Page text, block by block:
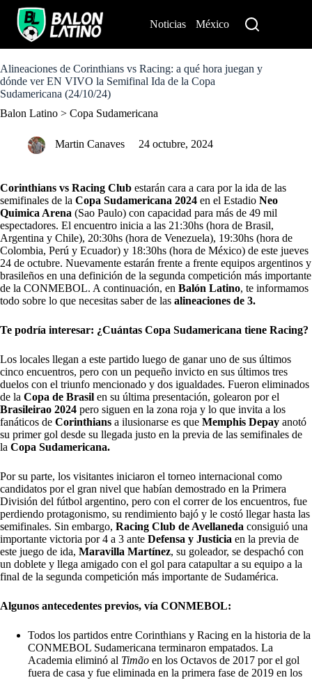
o
c
o
t
Noticias México
Alineaciones de Corinthians vs Racing: a qué hora juegan y
dónde ver EN VIVO la Semifinal Ida de la Copa
Sudamericana (24/10/24)
Balon Latino > Copa Sudamericana
Martin Canaves 24 octubre, 2024
Corinthians vs Racing Club estarán cara a cara por la ida de las
semifinales de la Copa Sudamericana 2024 en el Estadio Neo
Quimica Arena (Sao Paulo) con capacidad para más de 49 mil
espectadores. El encuentro inicia a las 21:30hs (hora de Brasil,
Argentina y Chile), 20:30hs (hora de Venezuela), 19:30hs (hora de
Colombia, Perú y Ecuador) y 18:30hs (hora de México) de este jueves
24 de octubre. Nuevamente estarán frente a frente equipos argentinos y
brasileños en una definición de la segunda competición más importante
de la CONMEBOL. A continuación, en Balón Latino, te informamos
todo sobre lo que necesitas saber de las alineaciones de 3.
Te podría interesar: ¿Cuántas Copa Sudamericana tiene Racing?
Los locales llegan a este partido luego de ganar uno de sus últimos
cinco encuentros, pero con un pequeño invicto en sus últimos tres
duelos con el triunfo mencionado y dos igualdades. Fueron eliminados
de la Copa de Brasil en su última presentación, golearon por el
Brasileirao 2024 pero siguen en la zona roja y lo que invita a los
fanáticos de Corinthians a ilusionarse es que Memphis Depay anotó
su primer gol desde su llegada justo en la previa de las semifinales de
la Copa Sudamericana.
Por su parte, los visitantes iniciaron el torneo internacional como
candidatos por el gran nivel que habían demostrado en la Primera
División del fútbol argentino, pero con el correr de los encuentros, fue
perdiendo protagonismo, su rendimiento bajó y le costó llegar hasta las
semifinales. Sin embargo, Racing Club de Avellaneda consiguió una
importante victoria por 4 a 3 ante Defensa y Justicia en la previa de
este juego de ida, Maravilla Martínez, su goleador, se despachó con
un doblete y llega amigado con el gol para catapultar a su equipo a la
final de la segunda competición más importante de Sudamérica.
Algunos antecedentes previos, vía CONMEBOL:
Todos los partidos entre Corinthians y Racing en la historia de la
CONMEBOL Sudamericana terminaron empatados. La
Academia eliminó al Timão en los Octavos de 2017 por el gol
fuera de casa y fue eliminada en la primera fase de 2019 en los